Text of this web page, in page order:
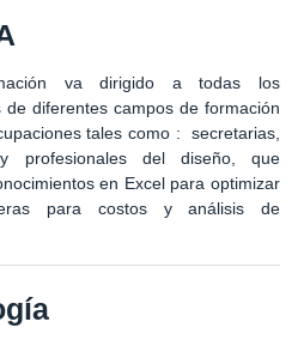
va dirigido a todas los
diferentes campos de formación
tales como : secretarias,
profesionales del diseño, que
en Excel para optimizar
para costos y análisis de